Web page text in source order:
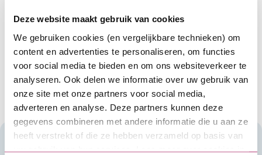
Deze website maakt gebruik van cookies
We gebruiken cookies (en vergelijkbare technieken) om
content en advertenties te personaliseren, om functies
voor social media te bieden en om ons websiteverkeer te
analyseren. Ook delen we informatie over uw gebruik van
onze site met onze partners voor social media,
adverteren en analyse. Deze partners kunnen deze
gegevens combineren met andere informatie die u aan ze
heeft verstrekt of die ze hebben verzameld op basis van
uw gebruik van hun services. Lees meer over cookies in
Sollicitatieformulier